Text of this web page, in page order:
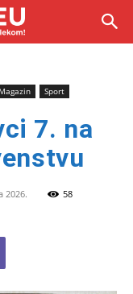
Magazin Sport
7. na
2026. 58